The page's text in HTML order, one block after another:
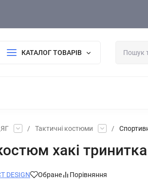
КАТАЛОГ ТОВАРІВ
/ Тактичні костюми /
хакі
DESIGN Обране Порівняння